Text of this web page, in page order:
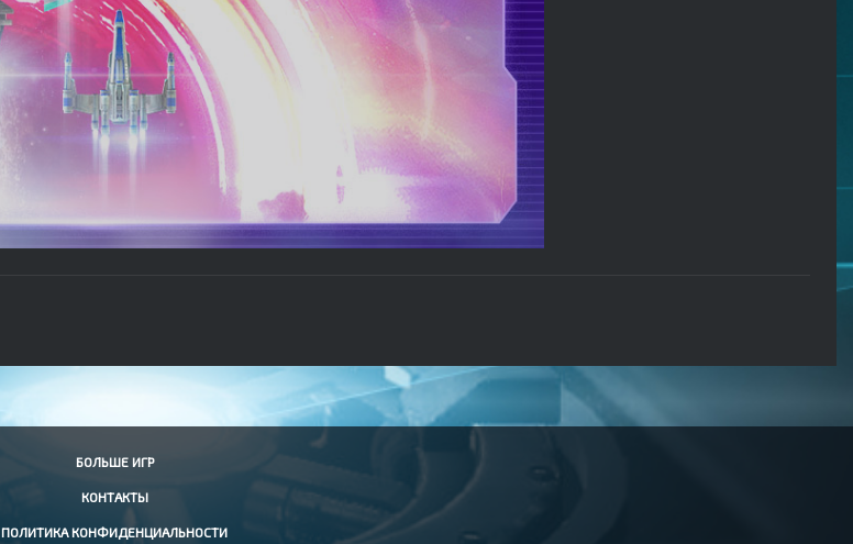
БОЛЬШЕ ИГР
КОНТАКТЫ
ПОЛИТИКА КОНФИДЕНЦИАЛЬНОСТИ